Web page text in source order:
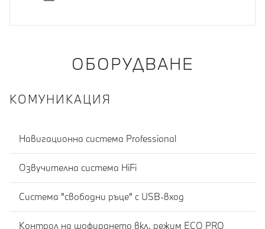
ОБОРУДВАНЕ
КОМУНИКАЦИЯ
Навигационна система Professional
Озвучителна система HiFi
Система "свободни ръце" с USB-вход
Контрол на шофирането вкл. режим ECO PRO